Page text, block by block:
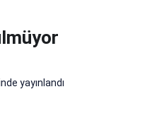
yayınlandı